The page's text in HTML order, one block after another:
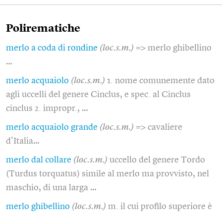
Polirematiche
merlo a coda di rondine (loc.s.m.) => merlo ghibellino
…
merlo acquaiolo (loc.s.m.) 1. nome comunemente dato
agli uccelli del genere Cinclus, e spec. al Cinclus
cinclus 2. impropr., …
merlo acquaiolo grande (loc.s.m.) => cavaliere
d'Italia…
merlo dal collare (loc.s.m.) uccello del genere Tordo
(Turdus torquatus) simile al merlo ma provvisto, nel
maschio, di una larga …
merlo ghibellino (loc.s.m.) m. il cui profilo superiore è